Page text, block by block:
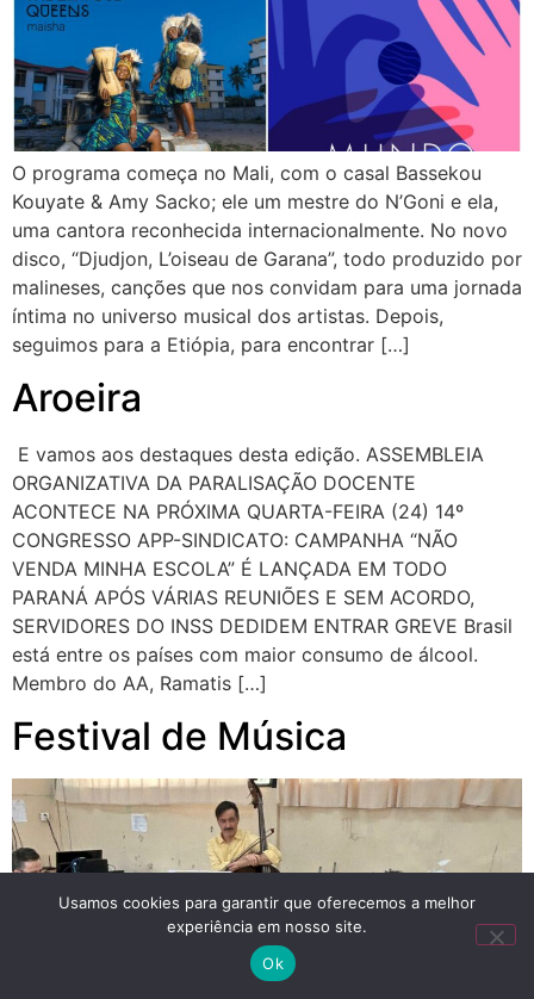
O programa começa no Mali, com o casal Bassekou
Kouyate & Amy Sacko; ele um mestre do N’Goni e ela,
uma cantora reconhecida internacionalmente. No novo
disco, “Djudjon, L’oiseau de Garana”, todo produzido por
malineses, canções que nos convidam para uma jornada
íntima no universo musical dos artistas. Depois,
seguimos para a Etiópia, para encontrar […]
Aroeira
E vamos aos destaques desta edição. ASSEMBLEIA
ORGANIZATIVA DA PARALISAÇÃO DOCENTE
ACONTECE NA PRÓXIMA QUARTA-FEIRA (24) 14º
CONGRESSO APP-SINDICATO: CAMPANHA “NÃO
VENDA MINHA ESCOLA” É LANÇADA EM TODO
PARANÁ APÓS VÁRIAS REUNIÕES E SEM ACORDO,
SERVIDORES DO INSS DEDIDEM ENTRAR GREVE Brasil
está entre os países com maior consumo de álcool.
Membro do AA, Ramatis […]
Festival de Música
Usamos cookies para garantir que oferecemos a melhor
experiência em nosso site.
Ok